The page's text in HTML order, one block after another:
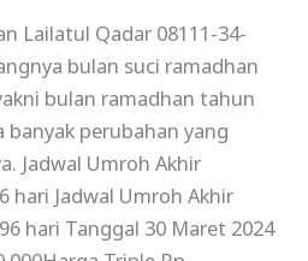
Lailatul Qadar 08111-34-
bulan suci ramadhan
bulan ramadhan tahun
banyak perubahan yang
Jadwal Umroh Akhir
hari Jadwal Umroh Akhir
hari Tanggal 30 Maret 2024